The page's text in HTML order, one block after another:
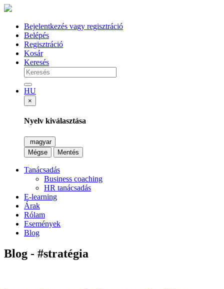
Bejelentkezés vagy regisztráció
Belépés
Regisztráció
Kosár
Keresés
HU
×
Nyelv kiválasztása
magyar
Mégse
Mentés
Tanácsadás
Business coaching
HR tanácsadás
E-learning
Árak
Rólam
Események
Blog
Blog - #stratégia